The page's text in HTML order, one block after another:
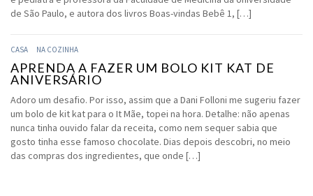
de São Paulo, e autora dos livros Boas-vindas Bebê 1, […]
CASA NA COZINHA
APRENDA A FAZER UM BOLO KIT KAT DE
ANIVERSÁRIO
Adoro um desafio. Por isso, assim que a Dani Folloni me sugeriu fazer
um bolo de kit kat para o It Mãe, topei na hora. Detalhe: não apenas
nunca tinha ouvido falar da receita, como nem sequer sabia que
gosto tinha esse famoso chocolate. Dias depois descobri, no meio
das compras dos ingredientes, que onde […]